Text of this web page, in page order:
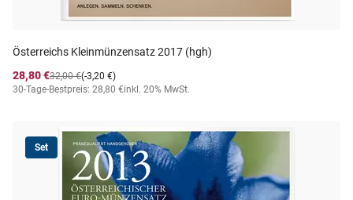
Österreichs Kleinmünzensatz 2017 (hgh)
28,80 €
(-3,20 €)
32,00 €
30-Tage-Bestpreis: 28,80 €inkl. 20% MwSt.
Set